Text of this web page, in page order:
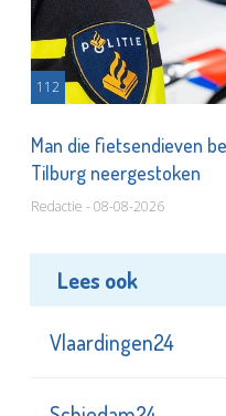
112
Man die fietsendieven
Tilburg neergestoken
Redactie - 08-08-2026
Lees ook
Vlaardingen24